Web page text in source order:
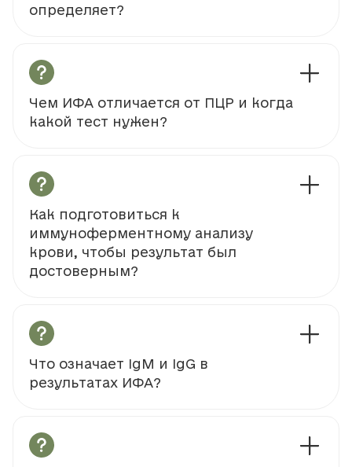
определяет?
Чем ИФА отличается от ПЦР и когда
какой тест нужен?
Как подготовиться к
иммуноферментному анализу
крови, чтобы результат был
достоверным?
Что означает IgM и IgG в
результатах ИФА?